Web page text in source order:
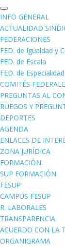
INFO GENERAL
ACTUALIDAD
FEDERACIONES
FED. de Igualdad y
FED. de Escala
FED. de Especialidad
COMITÉS
PREGUNTAS AL
RUEGOS Y
DEPORTES
AGENDA
ENLACES DE
ZONA JURÍDICA
FORMACIÓN
SUP FORMACIÓN
FESUP
CAMPUS FESUP
R. LABORALES
TRANSPARENCIA
ACUERDO CON LA
ORGANIGRAMA